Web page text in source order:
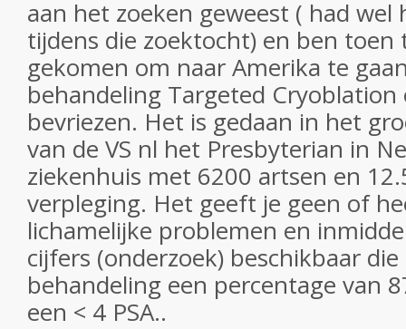
aan het zoeken geweest ( had
tijdens die zoektocht) en ben
gekomen om naar Amerika te
behandeling Targeted
bevriezen. Het is gedaan in het
van de VS nl het Presbyterian in
ziekenhuis met 6200 artsen en
verpleging. Het geeft je geen of
lichamelijke problemen en
cijfers (onderzoek) beschikbaar
behandeling een percentage van
een < 4 PSA..